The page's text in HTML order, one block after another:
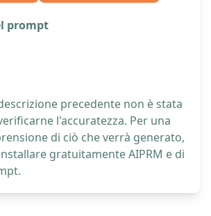
prompt
precedente non è stata
l'accuratezza. Per una
di ciò che verrà generato,
gratuitamente AIPRM e di